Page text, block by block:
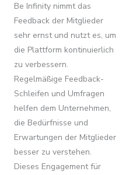
Be Infinity nimmt das
Feedback der Mitglieder
sehr ernst und nutzt es, um
die Plattform kontinuierlich
zu verbessern.
Regelmäßige Feedback-
Schleifen und Umfragen
helfen dem Unternehmen,
die Bedürfnisse und
Erwartungen der Mitglieder
besser zu verstehen.
Dieses Engagement für